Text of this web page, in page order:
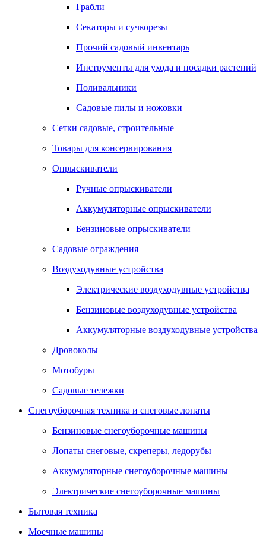
Грабли
Секаторы и сучкорезы
Прочий садовый инвентарь
Инструменты для ухода и посадки растений
Поливальники
Садовые пилы и ножовки
Сетки садовые, строительные
Товары для консервирования
Опрыскиватели
Ручные опрыскиватели
Аккумуляторные опрыскиватели
Бензиновые опрыскиватели
Садовые ограждения
Воздуходувные устройства
Электрические воздуходувные устройства
Бензиновые воздуходувные устройства
Аккумуляторные воздуходувные устройства
Дровоколы
Мотобуры
Садовые тележки
Снегоуборочная техника и снеговые лопаты
Бензиновые снегоуборочные машины
Лопаты снеговые, скреперы, ледорубы
Аккумуляторные снегоуборочные машины
Электрические снегоуборочные машины
Бытовая техника
Моечные машины